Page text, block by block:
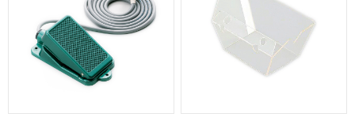
ブロックアイススライサー
キューブアイススライサー
カートリッジシェイバー
刃物・替刃
特定商取引に関する法律に基づく表記
プライバシーポリシー